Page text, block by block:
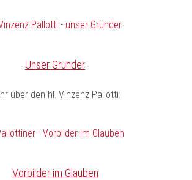
Unser Gründer
über den hl. Vinzenz Pallotti:
Vorbilder im Glauben